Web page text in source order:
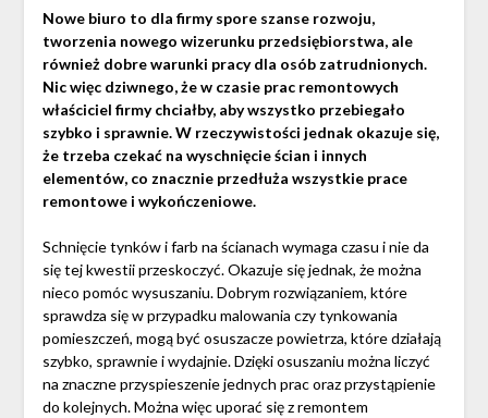
Nowe biuro to dla firmy spore szanse rozwoju,
tworzenia nowego wizerunku przedsiębiorstwa, ale
również dobre warunki pracy dla osób zatrudnionych.
Nic więc dziwnego, że w czasie prac remontowych
właściciel firmy chciałby, aby wszystko przebiegało
szybko i sprawnie. W rzeczywistości jednak okazuje się,
że trzeba czekać na wyschnięcie ścian i innych
elementów, co znacznie przedłuża wszystkie prace
remontowe i wykończeniowe.
Schnięcie tynków i farb na ścianach wymaga czasu i nie da
się tej kwestii przeskoczyć. Okazuje się jednak, że można
nieco pomóc wysuszaniu. Dobrym rozwiązaniem, które
sprawdza się w przypadku malowania czy tynkowania
pomieszczeń, mogą być osuszacze powietrza, które działają
szybko, sprawnie i wydajnie. Dzięki osuszaniu można liczyć
na znaczne przyspieszenie jednych prac oraz przystąpienie
do kolejnych. Można więc uporać się z remontem